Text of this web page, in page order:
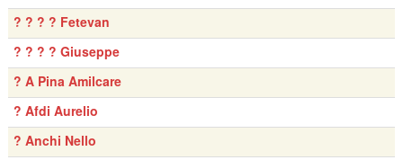
? ? ? ? Fetevan
? ? ? ? Giuseppe
? A Pina Amilcare
? Afdi Aurelio
? Anchi Nello